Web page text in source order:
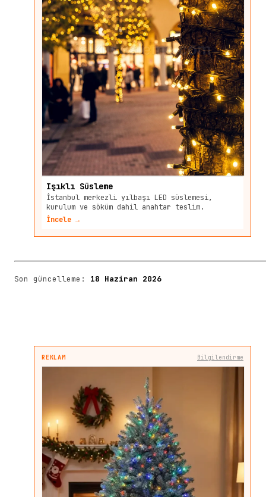
Işıklı Süsleme
İstanbul merkezli yılbaşı LED süslemesi,
kurulum ve söküm dahil anahtar teslim.
İncele →
Son güncelleme: 18 Haziran 2026
REKLAM Bilgilendirme